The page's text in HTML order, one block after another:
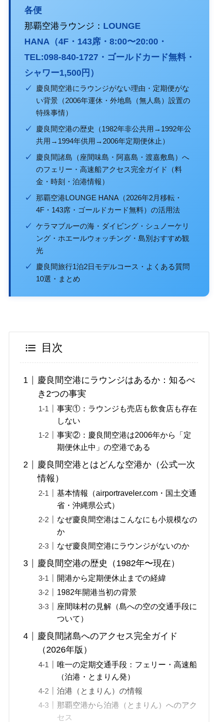
各便
那覇空港ラウンジ： LOUNGE
HANA（4F・143席・8:00〜20:00・
TEL:098-840-1727・ゴールドカード無料・
シャワー1,500円）
✓
慶良間空港にラウンジがない理由・定期便がな
い背景（2006年運休・外地島（無人島）設置の
特殊事情）
✓
慶良間空港の歴史（1982年非公共用→1992年公
共用→1994年供用→2006年定期便休止）
✓
慶良間諸島（座間味島・阿嘉島・渡嘉敷島）へ
のフェリー・高速船アクセス完全ガイド（料
金・時刻・泊港情報）
✓ 那覇空港LOUNGE HANA（2026年2月移転・
4F・143席・ゴールドカード無料）の活用法
✓ ケラマブルーの海・ダイビング・シュノーケリ
ング・ホエールウォッチング・島別おすすめ観
光
✓
慶良間旅行1泊2日モデルコース・よくある質問
10選・まとめ
目次
慶良間空港にラウンジはあるか：知るべ
き2つの事実
事実①：ラウンジも売店も飲食店も存在
しない
事実②：慶良間空港は2006年から「定
期便休止中」の空港である
慶良間空港とはどんな空港か（公式一次
情報）
基本情報（airportraveler.com・国土交通
省・沖縄県公式）
なぜ慶良間空港はこんなにも小規模なの
か
なぜ慶良間空港にラウンジがないのか
慶良間空港の歴史（1982年〜現在）
開港から定期便休止までの経緯
1982年開港当初の背景
座間味村の見解（島への空の交通手段に
ついて）
慶良間諸島へのアクセス完全ガイド
（2026年版）
唯一の定期交通手段：フェリー・高速船
（泊港・とまりん発）
泊港（とまりん）の情報
那覇空港から泊港（とまりん）へのアク
セス